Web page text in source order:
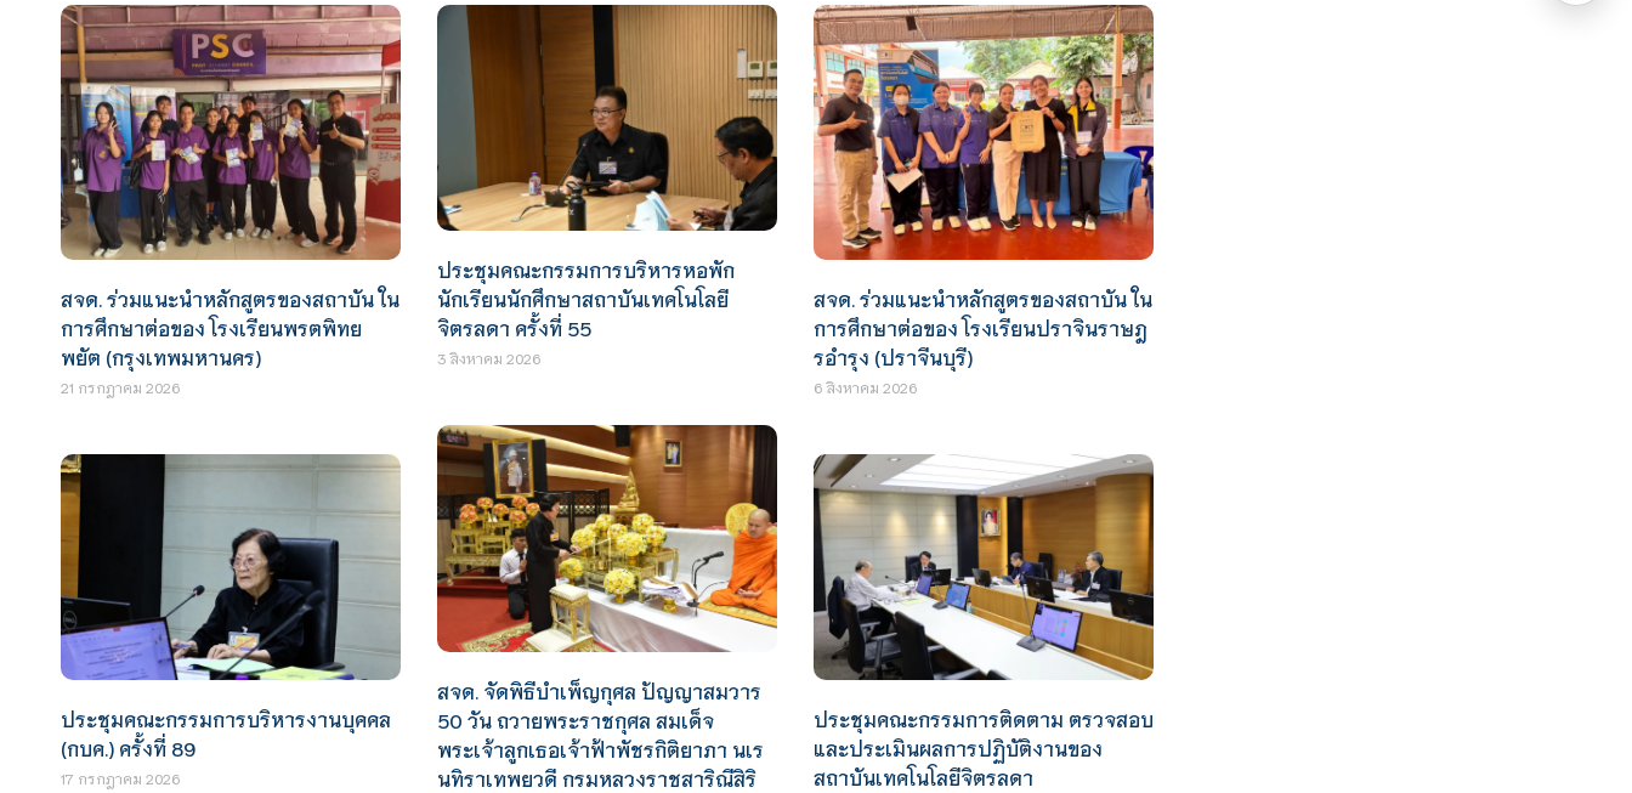
สจด. ร่วมแนะนำหลักสูตรของสถาบัน ใน
การศึกษาต่อของ โรงเรียนพรตพิทย
พยัต (กรุงเทพมหานคร)
21 กรกฎาคม 2026
ประชุมคณะกรรมการบริหารหอพัก
นักเรียนนักศึกษาสถาบันเทคโนโลยี
จิตรลดา ครั้งที่ 55
3 สิงหาคม 2026
สจด. ร่วมแนะนำหลักสูตรของสถาบัน ใน
การศึกษาต่อของ โรงเรียนปราจินราษฎ
รอำรุง (ปราจีนบุรี)
6 สิงหาคม 2026
ประชุมคณะกรรมการบริหารงานบุคคล
(กบค.) ครั้งที่ 89
17 กรกฎาคม 2026
สจด. จัดพิธีบำเพ็ญกุศล ปัญญาสมวาร
50 วัน ถวายพระราชกุศล สมเด็จ
พระเจ้าลูกเธอเจ้าฟ้าพัชรกิติยาภา นเร
นทิราเทพยวดี กรมหลวงราชสาริณีสิริ
ประชุมคณะกรรมการติดตาม ตรวจสอบ
และประเมินผลการปฏิบัติงานของ
สถาบันเทคโนโลยีจิตรลดา